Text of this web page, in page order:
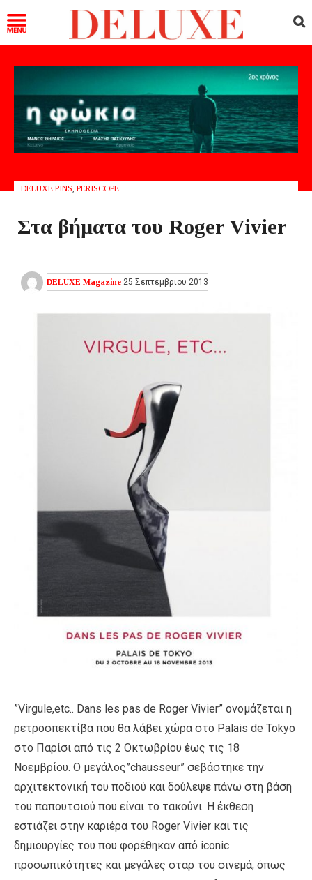
DELUXE PINS PERISCOPE
Στα βήματα του Roger Vivier
DELUXE Magazine 25 Σεπτεμβρίου 2013
”Virgule,etc.. Dans les pas de Roger Vivier” ονομάζεται η
ρετροσπεκτίβα που θα λάβει χώρα στο Palais de Tokyo
στο Παρίσι από τις 2 Οκτωβρίου έως τις 18
Νοεμβρίου. Ο μεγάλος”chausseur” σεβάστηκε την
αρχιτεκτονική του ποδιού και δούλεψε πάνω στη βάση
του παπουτσιού που είναι το τακούνι. Η έκθεση
εστιάζει στην καριέρα του Roger Vivier και τις
δημιουργίες του που φορέθηκαν από iconic
προσωπικότητες και μεγάλες σταρ του σινεμά, όπως